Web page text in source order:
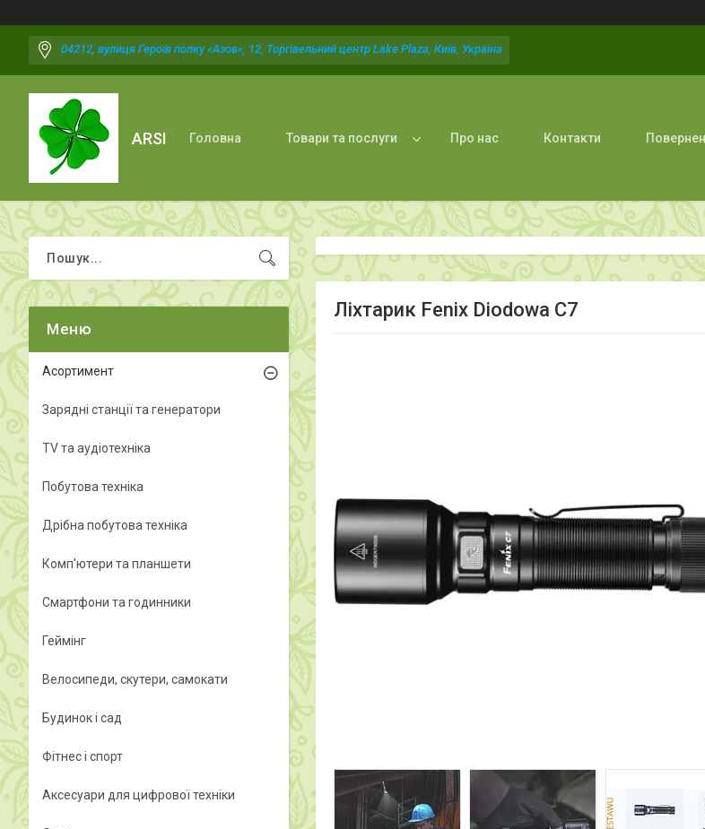
04212, вулиця Героїв полку «Азов», 12, Торгівельний центр Lake Plaza, Київ, Україна
ARSI Головна Товари та послуги Про нас Контакти
Ліхтарик Fenix Diodowa C7
Асортимент
Зарядні станції та генератори
TV та аудіотехніка
Побутова техніка
Дрібна побутова техніка
Комп'ютери та планшети
Смартфони та годинники
Геймінг
Велосипеди, скутери, самокати
Будинок і сад
Фітнес і спорт
Аксесуари для цифрової техніки